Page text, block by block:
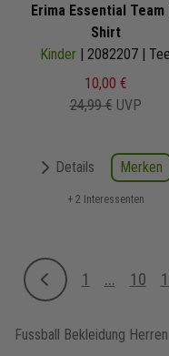
Erima Essential Team
Shirt
Kinder | 2082207 | Tee
10,00 €
24,99 € UVP
Details Merken
+ 2 Interessenten
Seite
ZurückSeite
1 ... 10
Fussball Bekleidung Herren